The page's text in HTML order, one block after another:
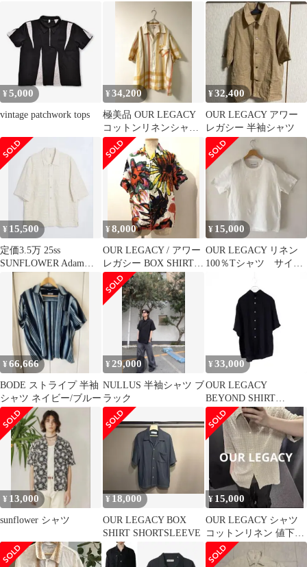
SHORTSLEEVE
¥5,000
vintage patchwork tops
¥34,200
極美品 OUR LEGACY
コットンリネンシャツ
46
¥32,400
OUR LEGACY アワー
レガシー 半袖シャツ
¥ 15,500
定価3.5万 25ss
SUNFLOWER Adam
Shirt Mサイズ
¥8,000
OUR LEGACY / アワー
レガシー BOX SHIRT
花柄
¥ 15,000
OUR LEGACY リネン
100％Tシャツ サイズ
¥66,666
BODE ストライプ 半袖
シャツ ネイビー/ブルー
¥ 29,000
NULLUS 半袖シャツ ブ
ラック
¥ 33,000
OUR LEGACY
BEYOND SHIRT
SHORTSLEEVE 44
¥ 13,000
sunflower シャツ
¥ 18,000
OUR LEGACY BOX
SHIRT SHORTSLEEVE
¥ 15,000
OUR LEGACY シャツ
コットンリネン 値下げ
可能